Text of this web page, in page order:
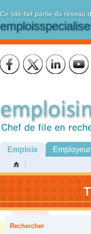
Ce site fait partie du réseau
Emplois
Rechercher